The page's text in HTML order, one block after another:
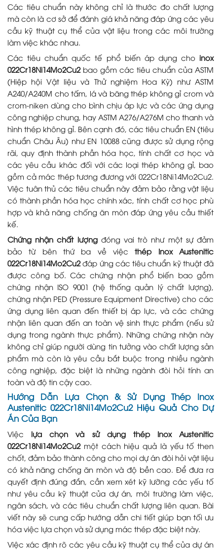
Các tiêu chuẩn này không chỉ là thước đo chất lượng
mà còn là cơ sở để đánh giá khả năng đáp ứng các yêu
cầu kỹ thuật cụ thể của vật liệu trong các môi trường
làm việc khác nhau.
Các tiêu chuẩn quốc tế phổ biến áp dụng cho inox
022Cr18Ni14Mo2Cu2bao gồm các tiêu chuẩn của ASTM
(Hiệp hội Vật liệu và Thử nghiệm Hoa Kỳ) như ASTM
A240/A240M cho tấm, lá và băng thép không gỉ crom và
crom-niken dùng cho bình chịu áp lực và các ứng dụng
công nghiệp chung, hay ASTM A276/A276M cho thanh và
hình thép không gỉ. Bên cạnh đó, các tiêu chuẩn EN (tiêu
chuẩn Châu Âu) như EN 10088 cũng được sử dụng rộng
rãi, quy định thành phần hóa học, tính chất cơ học và
các yêu cầu khác đối với các loại thép không gỉ, bao
gồm cả mác thép tương đương với 022Cr18Ni14Mo2Cu2.
Việc tuân thủ các tiêu chuẩn này đảm bảo rằng vật liệu
có thành phần hóa học chính xác, tính chất cơ học phù
hợp và khả năng chống ăn mòn đáp ứng yêu cầu thiết
kế.
Chứng nhận chất lượngđóng vai trò như một sự đảm
bảo từ bên thứ ba về việcthép Inox Austenitic
022Cr18Ni14Mo2Cu2đáp ứng các tiêu chuẩn kỹ thuật đã
được công bố. Các chứng nhận phổ biến bao gồm
chứng nhận ISO 9001 (hệ thống quản lý chất lượng),
chứng nhận PED (Pressure Equipment Directive) cho các
ứng dụng liên quan đến thiết bị áp lực, và các chứng
nhận liên quan đến an toàn vệ sinh thực phẩm (nếu sử
dụng trong ngành thực phẩm). Những chứng nhận này
không chỉ giúp người dùng tin tưởng vào chất lượng sản
phẩm mà còn là yêu cầu bắt buộc trong nhiều ngành
công nghiệp, đặc biệt là những ngành đòi hỏi tính an
toàn và độ tin cậy cao.
Hướng Dẫn Lựa Chọn & Sử Dụng Thép Inox
Austenitic 022Cr18Ni14Mo2Cu2 Hiệu Quả Cho Dự
Án Của Bạn
Việc lựa chọn và sử dụng thép Inox Austenitic
022Cr18Ni14Mo2Cu2một cách hiệu quả là yếu tố then
chốt, đảm bảo thành công cho mọi dự án đòi hỏi vật liệu
có khả năng chống ăn mòn và độ bền cao. Để đưa ra
quyết định đúng đắn, cần xem xét kỹ lưỡng các yếu tố
như yêu cầu kỹ thuật của dự án, môi trường làm việc,
ngân sách, và các tiêu chuẩn chất lượng liên quan. Bài
viết này sẽ cung cấp hướng dẫn chi tiết giúp bạn tối ưu
hóa việc lựa chọn và sử dụng mác thép đặc biệt này.
Việc xác định rõ các yêu cầu kỹ thuật cụ thể của dự án